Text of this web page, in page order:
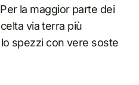
la maggior parte dei
via terra più
spezzi con vere soste